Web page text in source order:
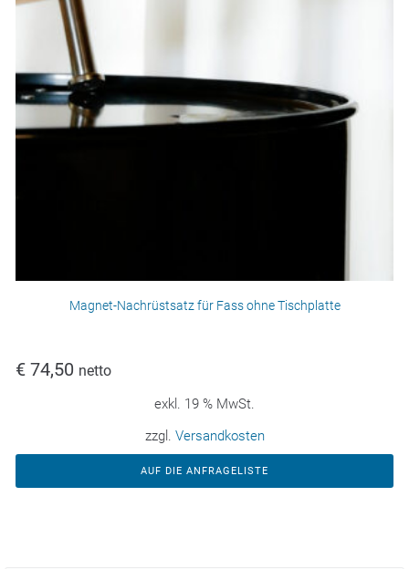
Magnet-Nachrüstsatz für Fass ohne Tischplatte
€ 74,50 netto
exkl. 19 % MwSt.
zzgl. Versandkosten
AUF DIE ANFRAGELISTE